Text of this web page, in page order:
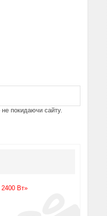
не покидаючи сайту.
2400 Вт»